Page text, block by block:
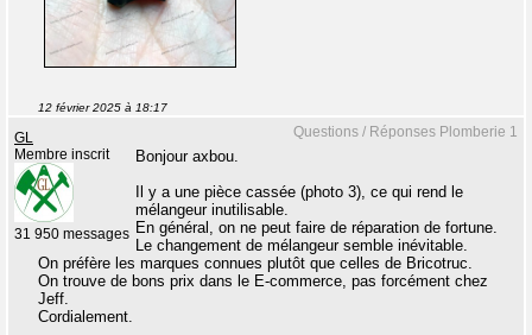
12 février 2025 à 18:17
Questions / Réponses Plomberie 1
GL
Membre inscrit
31 950 messages
Bonjour axbou.
Il y a une pièce cassée (photo 3), ce qui rend le
mélangeur inutilisable.
En général, on ne peut faire de réparation de fortune.
Le changement de mélangeur semble inévitable.
On préfère les marques connues plutôt que celles de Bricotruc.
On trouve de bons prix dans le E-commerce, pas forcément chez
Jeff.
Cordialement.